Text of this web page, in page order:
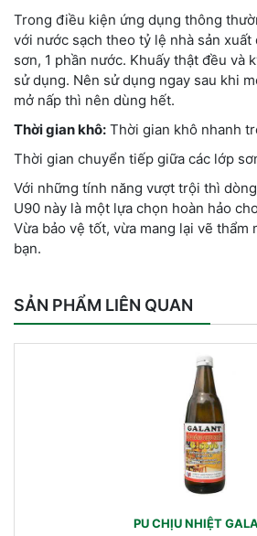
Trong điều kiện ứng dụng thông
với nước sạch theo tỷ lệ nhà sản xuất
sơn, 1 phần nước. Khuấy thật đều và
sử dụng. Nên sử dụng ngay sau khi
mở nấp thì nên dùng hết.
Thời gian khô: Thời gian khô nhanh
Thời gian chuyển tiếp giữa các lớp
Với những tính năng vượt trội thì dòng
U90 này là một lựa chọn hoàn hảo
Vừa bảo vệ tốt, vừa mang lại vẽ thẩm
bạn.
SẢN PHẨM LIÊN QUAN
PU CHỊU NHIỆT